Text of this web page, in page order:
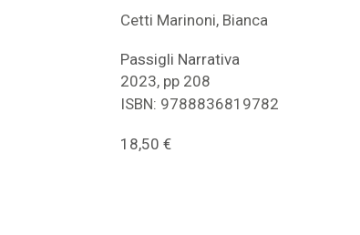
Cetti Marinoni, Bianca
Passigli Narrativa
2023, pp 208
ISBN: 9788836819782
18,50€